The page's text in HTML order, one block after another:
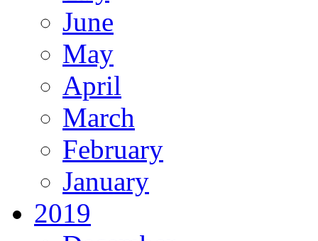
June
May
April
March
February
January
2019